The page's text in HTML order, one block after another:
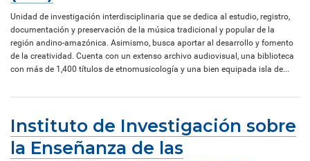
Unidad de investigación interdisciplinaria que se dedica al estudio, registro,
documentación y preservación de la música tradicional y popular de la
región andino-amazónica. Asimismo, busca aportar al desarrollo y fomento
de la creatividad. Cuenta con un extenso archivo audiovisual, una biblioteca
con más de 1,400 títulos de etnomusicología y una bien equipada isla de...
Instituto de Investigación sobre
la Enseñanza de las